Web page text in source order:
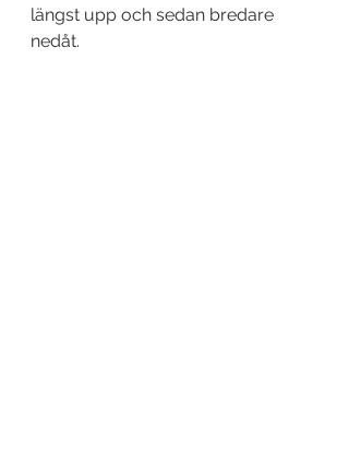
längst upp och sedan bredare
nedåt.